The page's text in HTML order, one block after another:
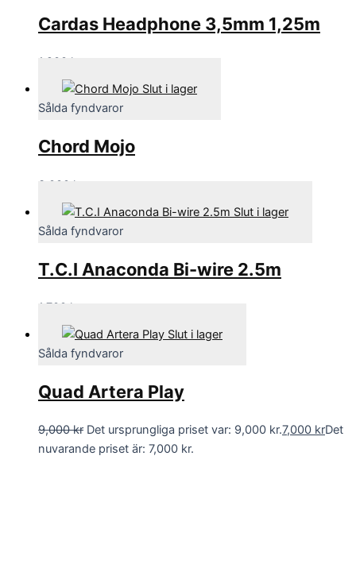
Cardas Headphone 3,5mm 1,25m
1,200 kr
Slut i lager
Sålda fyndvaror
Chord Mojo
3,000 kr
Slut i lager
Sålda fyndvaror
T.C.I Anaconda Bi-wire 2.5m
1,700 kr
Slut i lager
Sålda fyndvaror
Quad Artera Play
9,000kr Det ursprungliga priset var: 9,000 kr.7,000 krDet
nuvarande priset är: 7,000 kr.